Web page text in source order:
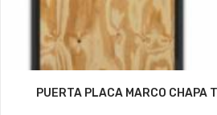
PUERTA PLACA MARCO CHAPA